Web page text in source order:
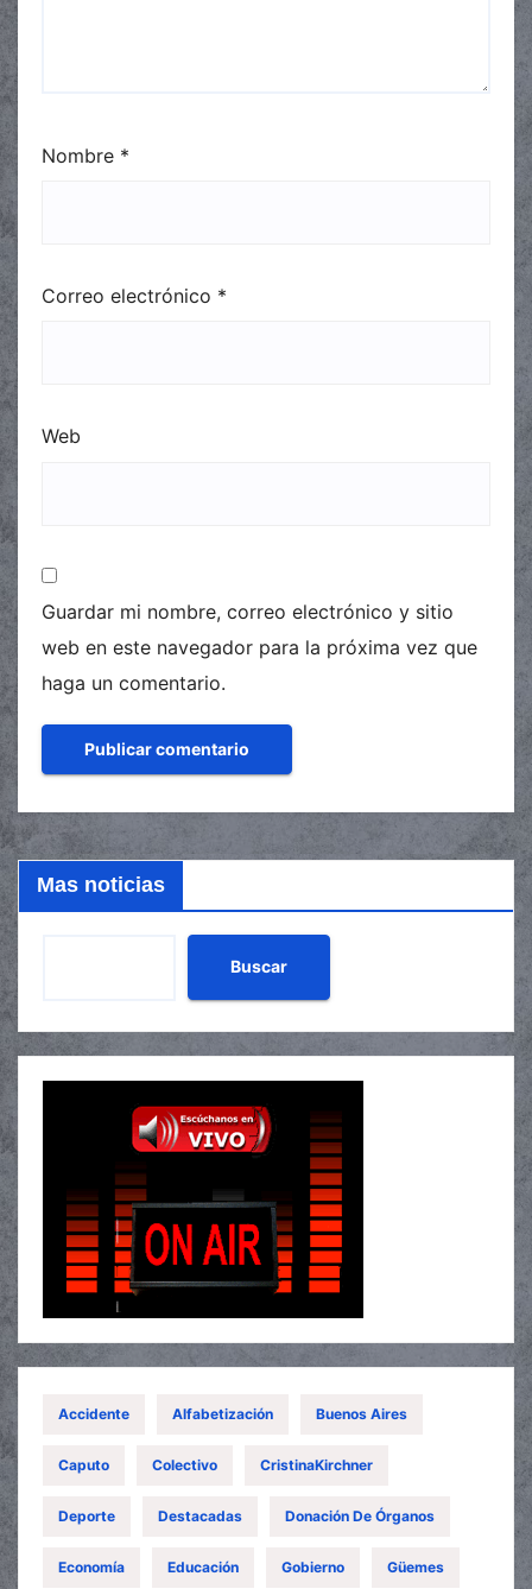
Nombre *
Correo electrónico *
Web
Guardar mi nombre, correo electrónico y sitio
web en este navegador para la próxima vez que
haga un comentario.
Mas noticias
Buscar
Accidente Alfabetización Buenos Aires
Caputo Colectivo CristinaKirchner
Deporte Destacadas Donación De Órganos
Economía Educación Gobierno Güemes